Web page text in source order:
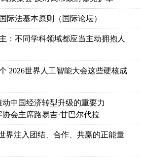
际法基本原则（国际论坛）
：不同学科领域都应当主动拥抱人
2026世界人工智能大会这些硬核成
中国经济转型升级的重要力
会主席路易吉·甘巴尔代拉
界注入团结、合作、共赢的正能量